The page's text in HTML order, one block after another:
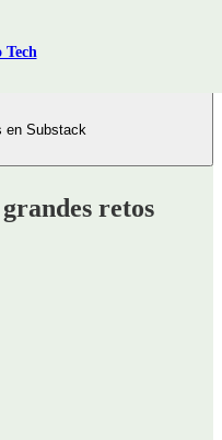
Tech
en Substack
retos